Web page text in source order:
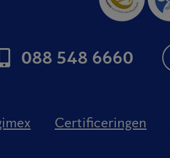
088 548 6660
Certificeringen